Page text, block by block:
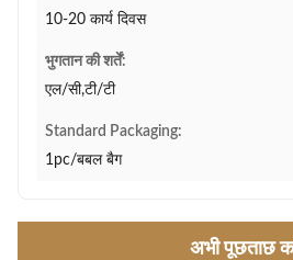
10-20 कार्य दिवस
भुगतान की शर्तें:
एल/सी,टी/टी
Standard Packaging:
1pc/बबल बैग
अभी पूछताछ